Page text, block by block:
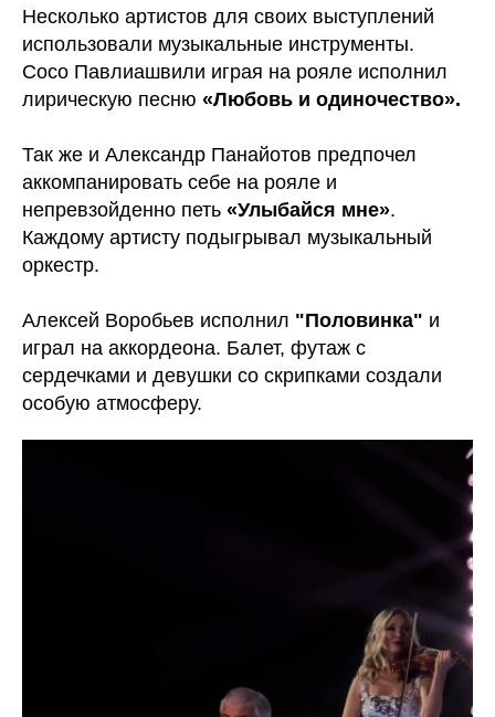
Несколько артистов для своих выступлений
использовали музыкальные инструменты.
Сосо Павлиашвили играя на рояле исполнил
лирическую песню «Любовь и одиночество».
Так же и Александр Панайотов предпочел
аккомпанировать себе на рояле и
непревзойденно петь «Улыбайся мне».
Каждому артисту подыгрывал музыкальный
оркестр.
Алексей Воробьев исполнил "Половинка" и
играл на аккордеона. Балет, футаж с
сердечками и девушки со скрипками создали
особую атмосферу.